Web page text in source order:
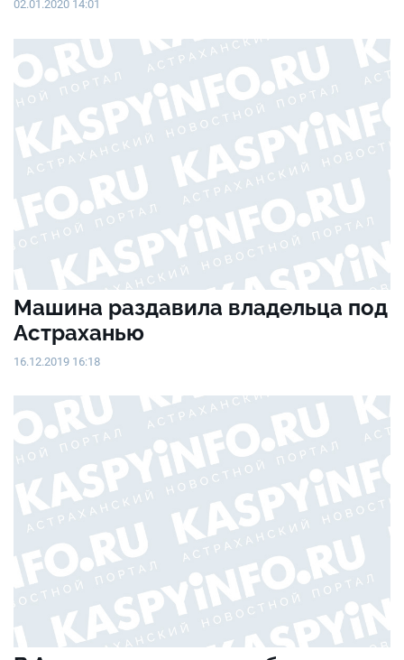
02.01.2020 14:01
Машина раздавила владельца под
Астраханью
16.12.2019 16:18